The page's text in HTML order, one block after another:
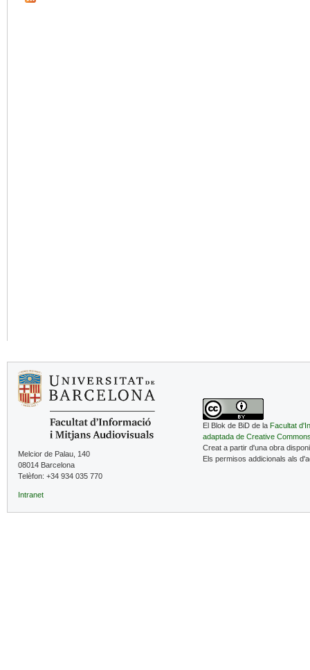
Melcior de Palau, 140
08014 Barcelona
Telèfon: +34 934 035 770
Intranet
El Blok de BiD de la Facultat
adaptada de Creative
Creat a partir d'una obra
Els permisos addicionals als